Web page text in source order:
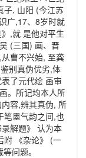
子, 山阳 (今江苏
广,17、8岁时就
,就 是他对平生
(三国) 画、晋
曹不兴始, 至龚
别真伪优劣,体
了元代绘 画审
。所记均本人所
容,辨其真伪, 所
笔墨气韵之间,也
解题》 认为本
附 《杂论》 (一
问题。